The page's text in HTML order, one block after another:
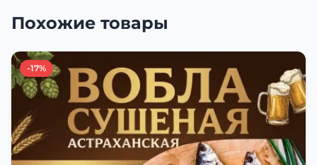
Похожие товары
-17%